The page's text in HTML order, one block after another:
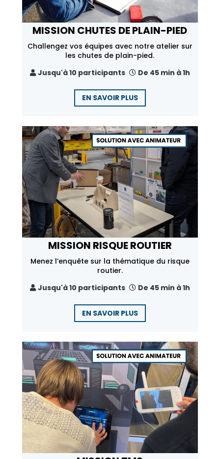
MISSION CHUTES DE PLAIN-PIED
Challengez vos équipes avec notre atelier sur
les chutes de plain-pied.
Jusqu'à 10 participants
De 45 min à 1h
EN SAVOIR PLUS
MISSION RISQUE ROUTIER
Menez l’enquête sur la thématique du risque
routier.
Jusqu'à 10 participants
De 45 min à 1h
EN SAVOIR PLUS